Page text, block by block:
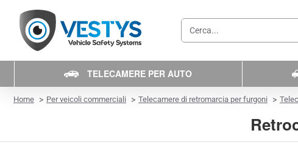
Cerca...
TELECAMERE PER AUTO
HomehomePer veicoli commerciali Telecamere di retromarcia per furgoni